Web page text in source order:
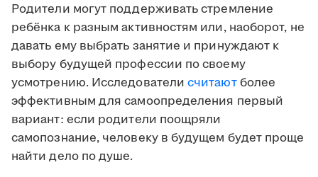
Родители могут поддерживать стремление
ребёнка к разным активностям или, наоборот, не
давать ему выбрать занятие и принуждают к
выбору будущей профессии по своему
усмотрению. Исследователисчитаютболее
эффективным для самоопределения первый
вариант: если родители поощряли
самопознание, человеку в будущем будет проще
найти дело по душе.